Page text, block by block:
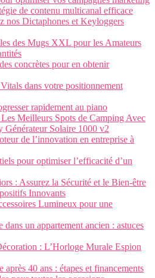
de contenu multicanal efficace
nos Dictaphones et Keyloggers
des Mugs XXL pour les Amateurs
concrètes pour en obtenir
dans votre positionnement
rapidement au piano
Meilleurs Spots de Camping Avec
Générateur Solaire 1000 v2
de l’innovation en entreprise à
pour optimiser l’efficacité d’un
: Assurez la Sécurité et le Bien-être
Innovants
Lumineux pour une
un appartement ancien : astuces
: L’Horloge Murale Espion
40 ans : étapes et financements